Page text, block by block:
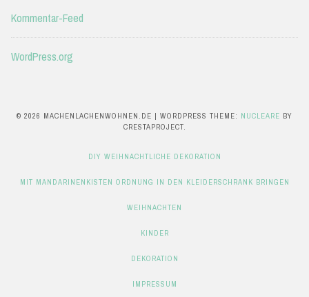
Kommentar-Feed
WordPress.org
© 2026 MACHENLACHENWOHNEN.DE | WORDPRESS THEME: NUCLEARE BY
CRESTAPROJECT.
DIY WEIHNACHTLICHE DEKORATION
MIT MANDARINENKISTEN ORDNUNG IN DEN KLEIDERSCHRANK BRINGEN
WEIHNACHTEN
KINDER
DEKORATION
IMPRESSUM